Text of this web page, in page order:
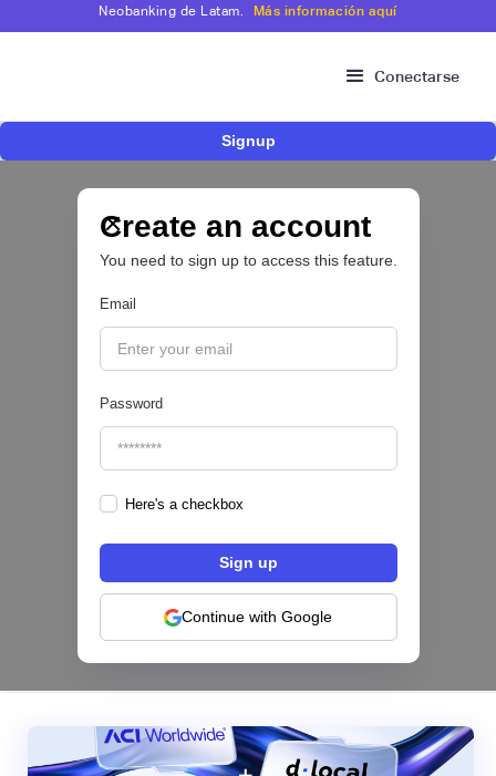
Neobanking de Latam.
Más información aquí
Conectarse
Signup
Create an account
You need to sign up to access this feature.
Email
Password
Here's a checkbox
Continue with Google
fraude, identidad e IA que marcarán el futuro
del sector financiero
Sofía Neira Gómez
Los bancos se están dividiendo en dos
categorías frente a la IA | Mambu